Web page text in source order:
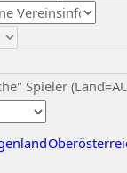
Spieler